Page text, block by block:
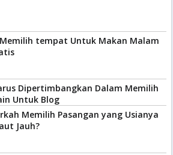
tempat Untuk Makan Malam
Dipertimbangkan Dalam Memilih
Untuk Blog
Memilih Pasangan yang Usianya
Jauh?